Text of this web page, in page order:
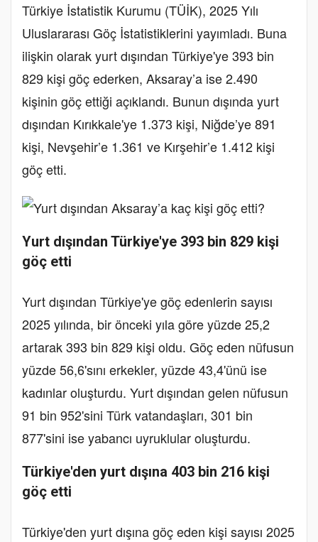
Türkiye İstatistik Kurumu (TÜİK), 2025 Yılı
Uluslararası Göç İstatistiklerini yayımladı. Buna
ilişkin olarak yurt dışından Türkiye'ye 393 bin
829 kişi göç ederken, Aksaray’a ise 2.490
kişinin göç ettiği açıklandı. Bunun dışında yurt
dışından Kırıkkale'ye 1.373 kişi, Niğde’ye 891
kişi, Nevşehir’e 1.361 ve Kırşehir’e 1.412 kişi
göç etti.
Yurt dışından Türkiye'ye 393 bin 829 kişi
göç etti
Yurt dışından Türkiye'ye göç edenlerin sayısı
2025 yılında, bir önceki yıla göre yüzde 25,2
artarak 393 bin 829 kişi oldu. Göç eden nüfusun
yüzde 56,6'sını erkekler, yüzde 43,4'ünü ise
kadınlar oluşturdu. Yurt dışından gelen nüfusun
91 bin 952'sini Türk vatandaşları, 301 bin
877'sini ise yabancı uyruklular oluşturdu.
Türkiye'den yurt dışına 403 bin 216 kişi
göç etti
Türkiye'den yurt dışına göç eden kişi sayısı 2025